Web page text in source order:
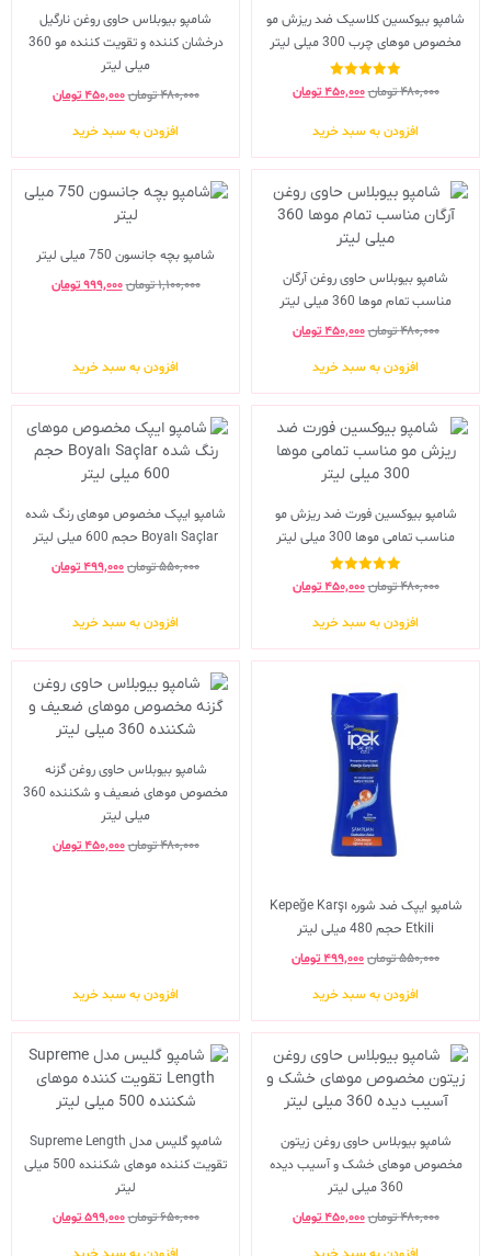
شامپو بیوکسین کلاسیک ضد ریزش مو
مخصوص موهای چرب 300 میلی لیتر
نمره
5.00
۴۸۰,۰۰۰تومان۴۵۰,۰۰۰تومان
افزودن به سبد خرید
شامپو بیوبلاس حاوی روغن نارگیل
درخشان کننده و تقویت کننده مو 360
میلی لیتر
۴۸۰,۰۰۰تومان۴۵۰,۰۰۰تومان
افزودن به سبد خرید
شامپو بیوبلاس حاوی روغن آرگان
مناسب تمام موها 360 میلی لیتر
۴۸۰,۰۰۰تومان۴۵۰,۰۰۰تومان
افزودن به سبد خرید
شامپو بچه جانسون 750 میلی لیتر
۱,۱۰۰,۰۰۰تومان۹۹۹,۰۰۰تومان
افزودن به سبد خرید
شامپو بیوکسین فورت ضد ریزش مو
مناسب تمامی موها 300 میلی لیتر
نمره
5.00
۴۸۰,۰۰۰تومان۴۵۰,۰۰۰تومان
افزودن به سبد خرید
شامپو ایپک مخصوص موهای رنگ شده
Boyalı Saçlar حجم 600 میلی لیتر
۵۵۰,۰۰۰تومان۴۹۹,۰۰۰تومان
افزودن به سبد خرید
شامپو ایپک ضد شوره Kepeğe Karşı
Etkili حجم 480 میلی لیتر
۵۵۰,۰۰۰تومان۴۹۹,۰۰۰تومان
افزودن به سبد خرید
شامپو بیوبلاس حاوی روغن گزنه
مخصوص موهای ضعیف و شکننده 360
میلی لیتر
۴۸۰,۰۰۰تومان۴۵۰,۰۰۰تومان
افزودن به سبد خرید
شامپو بیوبلاس حاوی روغن زیتون
مخصوص موهای خشک و آسیب دیده
360 میلی لیتر
۴۸۰,۰۰۰تومان۴۵۰,۰۰۰تومان
شامپو گلیس مدل Supreme Length
تقویت کننده موهای شکننده 500 میلی
لیتر
۶۵۰,۰۰۰تومان۵۹۹,۰۰۰تومان